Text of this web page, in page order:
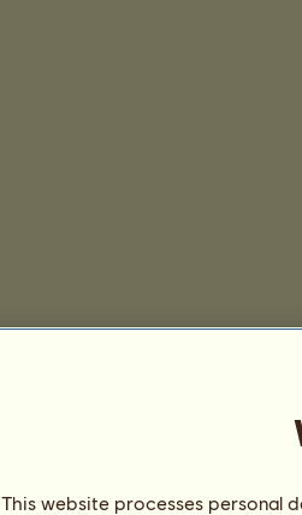
This website processes personal